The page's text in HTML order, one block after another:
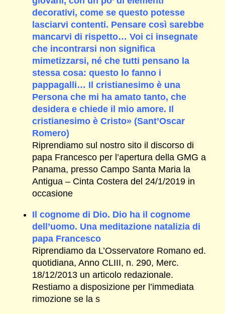
decorativi, come se questo potesse
lasciarvi contenti. Pensare così sarebbe
mancarvi di rispetto… Voi ci insegnate
che incontrarsi non significa
mimetizzarsi, né che tutti pensano la
stessa cosa: questo lo fanno i
pappagalli… Il cristianesimo è una
Persona che mi ha amato tanto, che
desidera e chiede il mio amore. Il
cristianesimo è Cristo» (Sant’Oscar
Romero)
Riprendiamo sul nostro sito il discorso di
papa Francesco per l’apertura della GMG a
Panama, presso Campo Santa Maria la
Antigua – Cinta Costera del 24/1/2019 in
occasione
Il cognome di Dio. Dio ha il cognome
dell’uomo. Una meditazione natalizia di
papa Francesco
Riprendiamo da L’Osservatore Romano ed.
quotidiana, Anno CLIII, n. 290, Merc.
18/12/2013 un articolo redazionale.
Restiamo a disposizione per l’immediata
rimozione se la s